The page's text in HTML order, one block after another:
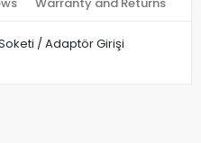
/ Adaptör Girişi